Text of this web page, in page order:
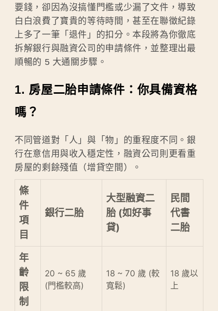
要錢，卻因為沒搞懂門檻或少漏了文件，導致
白白浪費了寶貴的等待時間，甚至在聯徵紀錄
上多了一筆「退件」的扣分。本段將為你徹底
拆解銀行與融資公司的申請條件，並整理出最
順暢的 5 大通關步驟。
1. 房屋二胎申請條件：你具備資格
嗎？
不同管道對「人」與「物」的重程度不同。銀
行在意信用與收入穩定性，融資公司則更看重
房屋的剩餘殘值（增貸空間）。
條
件
項
目
銀行二胎
大型融資二
胎 (如好事
貸)
民間
代書
二胎
年
齡
限
制
20 ~ 65 歲
(門檻較高)
18 ~ 70 歲 (較
寬鬆)
18 歲以
上